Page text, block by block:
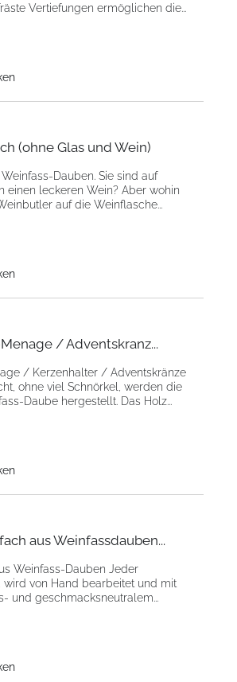
Vertiefungen ermöglichen die...
(ohne Glas und Wein)
Dauben. Sie sind auf
einen leckeren Wein? Aber wohin
auf die Weinflasche...
/ Adventskranz...
/ Kerzenhalter / Adventskränze
ohne viel Schnörkel, werden die
Daube hergestellt. Das Holz...
aus Weinfassdauben...
Weinfass-Dauben Jeder
wird von Hand bearbeitet und mit
und geschmacksneutralem...